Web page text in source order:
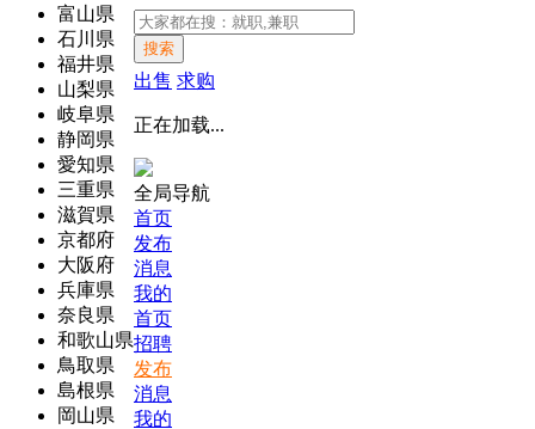
富山県
石川県
福井県
山梨県
岐阜県
静岡県
愛知県
三重県
滋賀県
京都府
大阪府
兵庫県
奈良県
和歌山県
鳥取県
島根県
岡山県
搜索
出售 求购
正在加载...
全局导航
首页
发布
消息
我的
首页
招聘
发布
消息
我的